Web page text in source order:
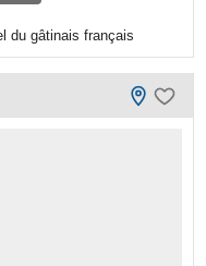
du gâtinais français